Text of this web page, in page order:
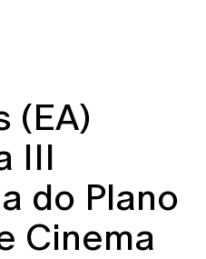
(EA)
III
do Plano
Cinema